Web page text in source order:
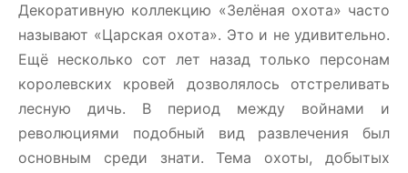
Декоративную коллекцию «Зелёная охота» часто
называют «Царская охота». Это и не удивительно.
Ещё несколько сот лет назад только персонам
королевских кровей дозволялось отстреливать
лесную дичь. В период между войнами и
революциями подобный вид развлечения был
основным среди знати. Тема охоты, добытых